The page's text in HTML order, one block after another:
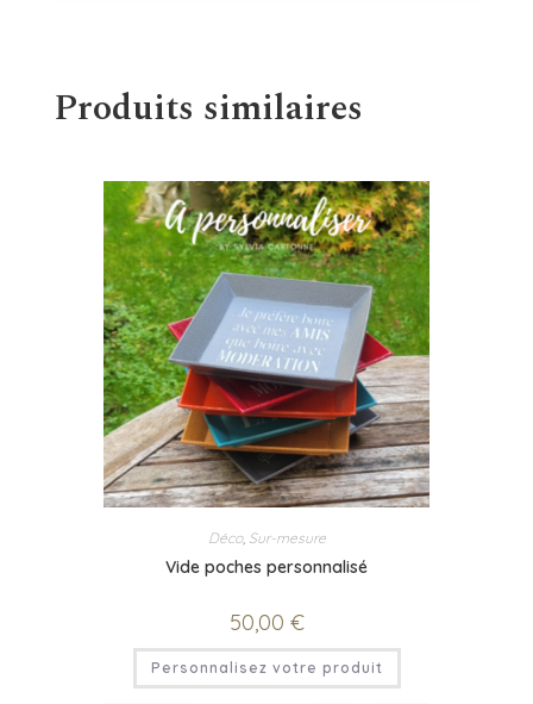
Produits similaires
Déco, Sur-mesure
Vide poches personnalisé
50,00 €
Personnalisez votre produit